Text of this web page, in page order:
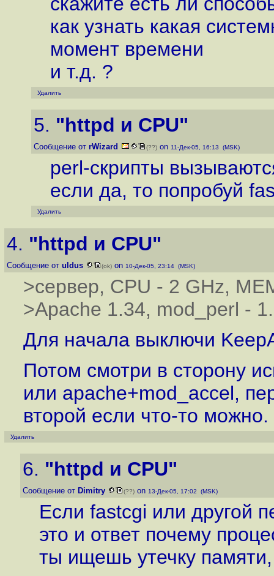
как узнать какая
момент времени
и т.д. ?
Удалить
5. "httpd и CPU"
Сообщение от rWizard (??) on 11-Дек-05, 16:13 (MSK)
perl-скрипты
если да, то попробуй
Удалить
4. "httpd и CPU"
Сообщение от uldus (ok) on 10-Дек-05, 23:14 (MSK)
>сервер, CPU - 2 GHz,
>Apache 1.34, mod_perl -
Для начала выключи
Потом смотри в сторону
или apache+mod_accel,
второй если что-то можно.
Удалить
6. "httpd и CPU"
Сообщение от Dimitry (??) on 13-Дек-05, 17:02 (MSK)
Если fastcgi или другой
это и ответ почему
ты ищешь утечку